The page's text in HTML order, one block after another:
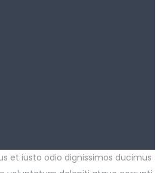
et iusto odio dignissimos ducimus